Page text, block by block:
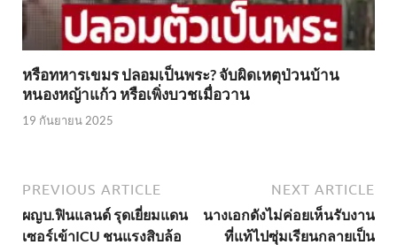
หรือทหารเขมร ปลอมเป็นพระ? จับผิดเหตุป่วนบ้าน
หนองหญ้าแก้ว หรือเพิ่งบวชเมื่อวาน
19 กันยายน 2025
PREVIOUS ARTICLE
ผญบ.ฟินแลนด์ รุดเยี่ยมแดน
เซอร์เข้าICU ชนแรงสิบล้อ
NEXT ARTICLE
นางเอกดังไม่ค่อยเห็นรับงาน
ที่แท้ไปซุ่มเรียนกลายเป็น